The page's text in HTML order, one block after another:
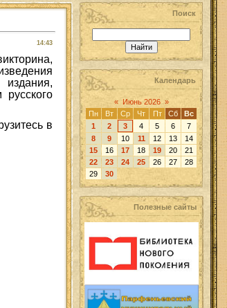
14:43
в
Поиск
Календарь
« Июнь 2026 »
Пн
Вт Ср Чт Пт Сб
Вс
1
2 3 4 5 6
7
8
9 10 11 12 13
14
15
16 17 18 19 20
21
22
23 24 25 26 27
28
29
30
Полезные сайты